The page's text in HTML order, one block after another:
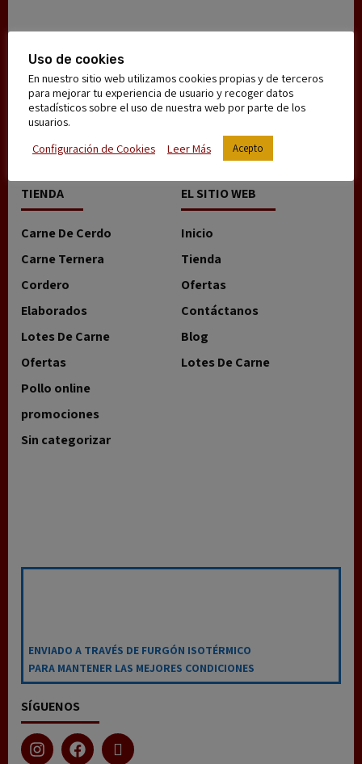
91 256 21 79
info@carniceriaadomicilio.es
9:00-14:00, 17:00-20:30
TIENDA
Carne De Cerdo
Carne Ternera
Cordero
Elaborados
Lotes De Carne
Ofertas
Pollo online
promociones
Sin categorizar
EL SITIO WEB
Inicio
Tienda
Ofertas
Contáctanos
Blog
Lotes De Carne
ENVIADO A TRAVÉS DE FURGÓN ISOTÉRMICO
PARA MANTENER LAS MEJORES CONDICIONES
SÍGUENOS
Uso de cookies
En nuestro sitio web utilizamos cookies propias y de terceros
para mejorar tu experiencia de usuario y recoger datos
estadísticos sobre el uso de nuestra web por parte de los
usuarios.
Configuración de Cookies
Leer Más Acepto